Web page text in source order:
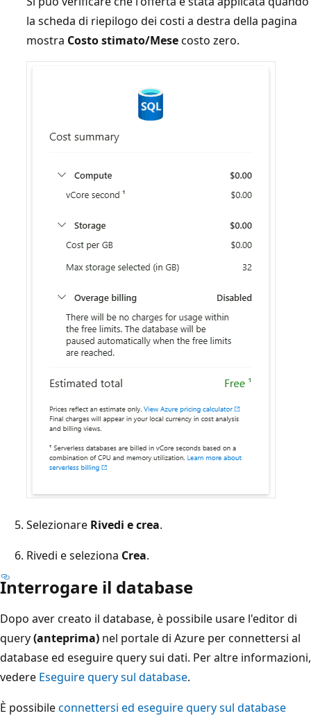
la scheda di riepilogo dei costi a destra della pagina
mostra Costo stimato/Mesecosto zero.
Selezionare Rivedi e crea.
Rivedi e seleziona Crea.
Interrogare il database
Dopo aver creato il database, è possibile usare l'editor di
query(anteprima) nel portale di Azure per connettersi al
database ed eseguire query sui dati. Per altre informazioni,
vedere Eseguire query sul database.
È possibileconnettersi ed eseguire query sul database